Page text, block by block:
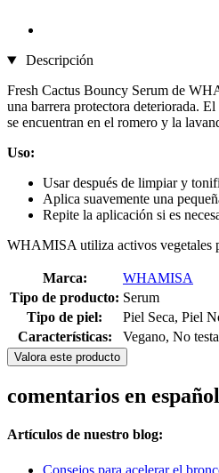
Descripción
Fresh Cactus Bouncy Serum de
una barrera protectora deteriorada.
se encuentran en el romero y la
Uso:
Usar después de limpiar y
Aplica suavemente una
Repite la aplicación si es
WHAMISA utiliza activos vegetales
Marca:
WHAMISA
Tipo de producto: Serum
Tipo de piel:
Piel Seca, Piel
Características:
Vegano, No
Valora este producto
comentarios en
Artículos de nuestro blog:
Consejos para acelerar el